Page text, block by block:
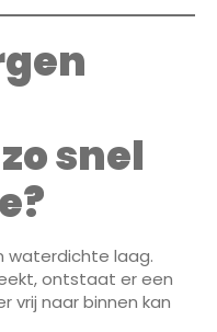
snel
waterdichte laag.
ontstaat er een
vrij naar binnen kan